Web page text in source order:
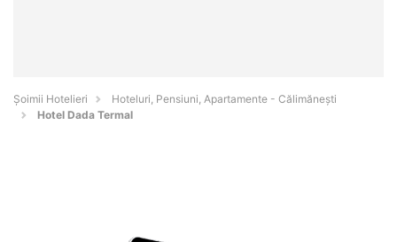
Șoimii Hotelieri
Hoteluri, Pensiuni, Apartamente - Călimăneşti
Hotel Dada Termal